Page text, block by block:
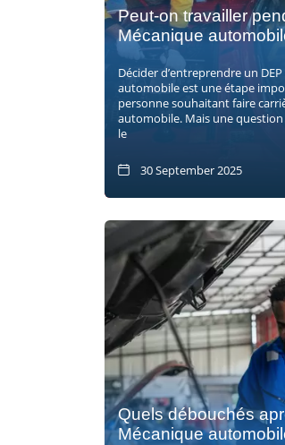
Peut-on travailler
Mécanique
Décider d’entreprendre un
automobile est une étape
personne souhaitant faire
automobile. Mais une
le
30 September 2025
Quels débouchés
Mécanique